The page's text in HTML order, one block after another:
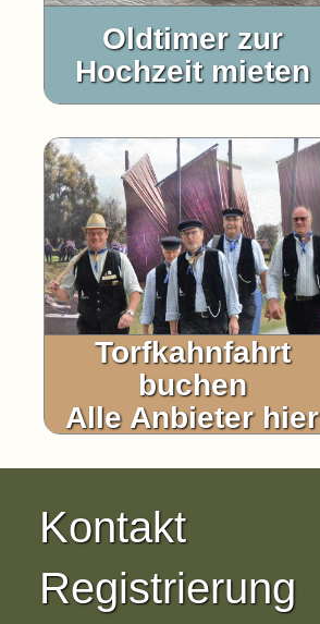
Oldtimer zur
Hochzeit mieten
Torfkahnfahrt
buchen
Alle Anbieter hier
Kontakt
Registrierung